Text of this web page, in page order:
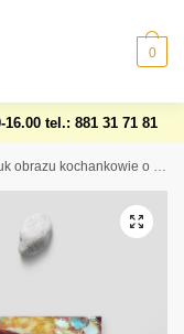
0
16.00 tel.: 881 31 71 81
obrazu kochankowie o północy